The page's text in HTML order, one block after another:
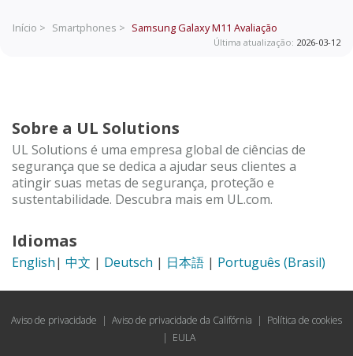
Início > Smartphones > Samsung Galaxy M11 Avaliação
Última atualização: 2026-03-12
Sobre a UL Solutions
UL Solutions é uma empresa global de ciências de
segurança que se dedica a ajudar seus clientes a
atingir suas metas de segurança, proteção e
sustentabilidade. Descubra mais em UL.com.
Idiomas
English| 中文 | Deutsch | 日本語 | Português (Brasil)
Aviso de privacidade | Aviso de privacidade da Califórnia | Política de cookies
| EULA